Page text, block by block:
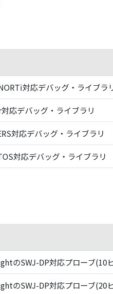
対応デバッグ・ライブラ
応デバッグ・ライブラリ
対応デバッグ・ライブラリ
対応デバッグ・ライブラリ
のSWJ-DP対応プローブ(10
のSWJ-DP対応プローブ(20